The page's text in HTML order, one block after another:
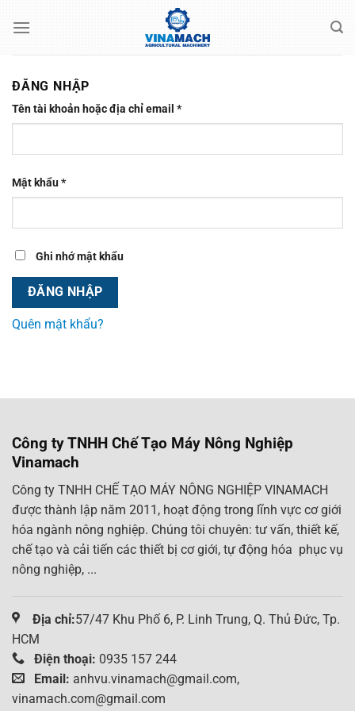
ĐĂNG NHẬP
Tên tài khoản hoặc địa chỉ email *Bắt
buộc
Mật khẩu*Bắt
buộc
Ghi nhớ mật khẩu
ĐĂNG NHẬP
Quên mật khẩu?
Công ty TNHH Chế Tạo Máy Nông Nghiệp
Vinamach
Công ty TNHH CHẾ TẠO MÁY NÔNG NGHIỆP VINAMACH
được thành lập năm 2011, hoạt động trong lĩnh vực cơ giới
hóa ngành nông nghiệp. Chúng tôi chuyên: tư vấn, thiết kế,
chế tạo và cải tiến các thiết bị cơ giới, tự động hóa phục vụ
nông nghiệp, ...
Địa chỉ:57/47 Khu Phố 6, P. Linh Trung, Q. Thủ Đức, Tp.
HCM
Điện thoại: 0935 157 244
Email: anhvu.vinamach@gmail.com,
vinamach.com@gmail.com